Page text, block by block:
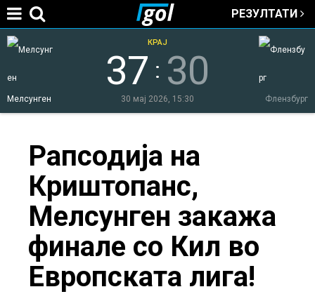
Jump to navigation
РЕЗУЛТАТИ
Мелсунген Флензбург
37 : 30
КРАЈ
30 мај 2026, 15:30
Рапсодија на
Криштопанс,
Мелсунген закажа
финале со Кил во
Европската лига!